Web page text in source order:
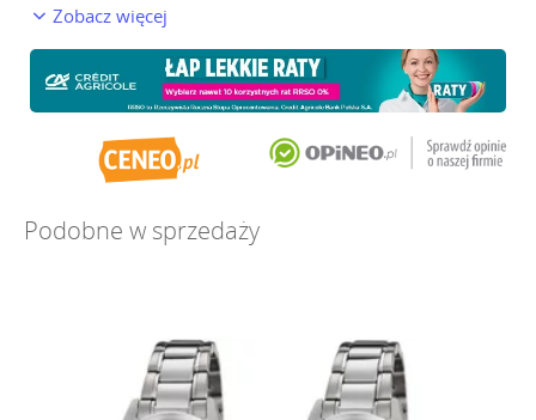
Zobacz więcej
Podobne w sprzedaży